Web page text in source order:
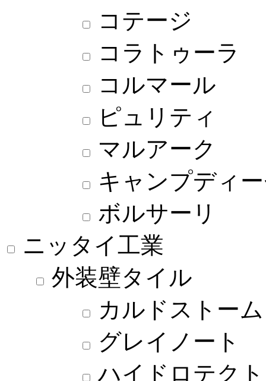
コテージ
コラトゥーラ
コルマール
ピュリティ
マルアーク
キャンプディ
ボルサーリ
ニッタイ工業
外装壁タイル
カルドストーム
グレイノート
ハイドロテク